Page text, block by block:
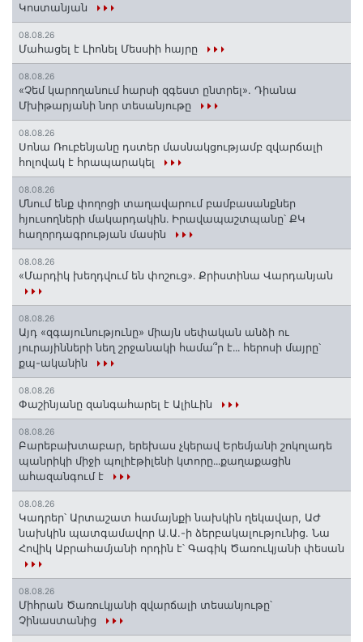
Կոստանյան
08.08.26
Մահացել է Լիոնել Մեսսիի հայրը
08.08.26
«Չեմ կարողանում հարսի զգեստ ընտրել». Դիանա
Մխիթարյանի նոր տեսանյութը
08.08.26
Սոնա Ռուբենյանը դստեր մասնակցությամբ զվարճալի
հոլովակ է հրապարակել
08.08.26
Մնում ենք փողոցի տաղավարում բամբասանքներ
հյուսողների մակարդակին․ Իրավապաշտպանը՝ ՔԿ
հաղորդագրության մասին
08.08.26
«Մարդիկ խեղդվում են փոշուց»․ Քրիստինա Վարդանյան
08.08.26
Այդ «զգայունությունը» միայն սեփական անձի ու
յուրայինների նեղ շրջանակի համա՞ր է․․․ հերոսի մայրը՝
քպ-ականին
08.08.26
Փաշինյանը զանգահարել է Ալիևին
08.08.26
Բարեբախտաբար, երեխաս չկերավ Երեմյանի շոկոլադե
պանրիկի միջի պոլիէթիլենի կտորը․․․քաղաքացին
ահազանգում է
08.08.26
Կադրեր՝ Արտաշատ համայնքի նախկին ղեկավար, ԱԺ
նախկին պատգամավոր Ա.Ա.-ի ձերբակալությունից. Նա
Հովիկ Աբրահամյանի որդին է՝ Գագիկ Ծառուկյանի փեսան
08.08.26
Միհրան Ծառուկյանի զվարճալի տեսանյութը՝
Չինաստանից